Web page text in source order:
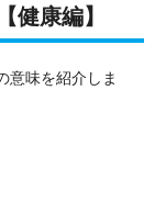
健康編】
意味を紹介しま